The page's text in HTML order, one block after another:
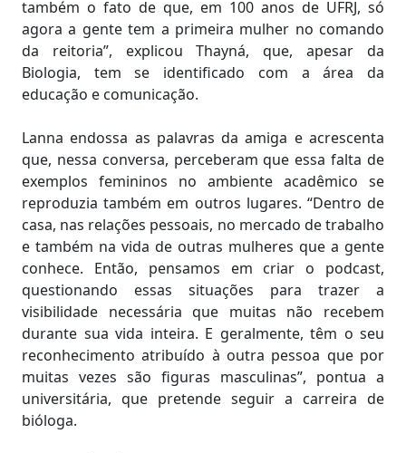
também o fato de que, em 100 anos de UFRJ, só
agora a gente tem a primeira mulher no comando
da reitoria”, explicou Thayná, que, apesar da
Biologia, tem se identificado com a área da
educação e comunicação.
Lanna endossa as palavras da amiga e acrescenta
que, nessa conversa, perceberam que essa falta de
exemplos femininos no ambiente acadêmico se
reproduzia também em outros lugares. “Dentro de
casa, nas relações pessoais, no mercado de trabalho
e também na vida de outras mulheres que a gente
conhece. Então, pensamos em criar o podcast,
questionando essas situações para trazer a
visibilidade necessária que muitas não recebem
durante sua vida inteira. E geralmente, têm o seu
reconhecimento atribuído à outra pessoa que por
muitas vezes são figuras masculinas”, pontua a
universitária, que pretende seguir a carreira de
bióloga.